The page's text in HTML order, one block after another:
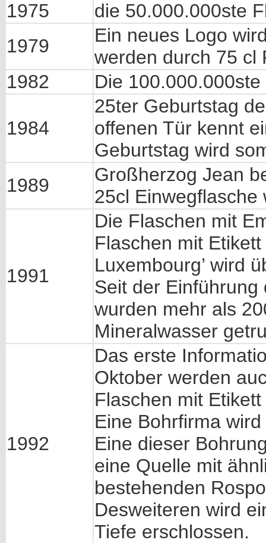
1975
die 50.000.000ste
1979
Ein neues Logo
werden durch 75 cl
1982
Die
1984
25ter Geburtstag
offenen Tür kennt
Geburtstag wird
1989
Großherzog Jean
25cl Einwegflasche
1991
Die Flaschen mit
Flaschen mit
Luxembourg’ wird
Seit der
wurden mehr als
Mineralwasser
1992
Das erste
Oktober werden
Flaschen mit
Eine Bohrfirma
Eine dieser
eine Quelle mit
bestehenden
Desweiteren wird
Tiefe erschlossen.